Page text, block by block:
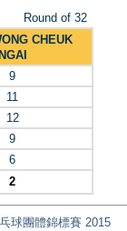
Round of 32
CHEUK
NGAI
9
11
12
9
6
2
球團體錦標賽 2015